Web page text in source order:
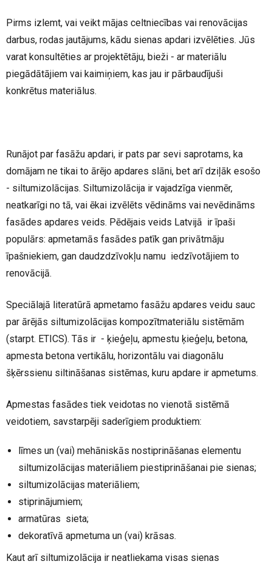
Pirms izlemt, vai veikt mājas celtniecības vai renovācijas
darbus, rodas jautājums, kādu sienas apdari izvēlēties. Jūs
varat konsultēties ar projektētāju, bieži - ar materiālu
piegādātājiem vai kaimiņiem, kas jau ir pārbaudījuši
konkrētus materiālus.
Runājot par fasāžu apdari, ir pats par sevi saprotams, ka
domājam ne tikai to ārējo apdares slāni, bet arī dziļāk esošo
- siltumizolācijas. Siltumizolācija ir vajadzīga vienmēr,
neatkarīgi no tā, vai ēkai izvēlēts vēdināms vai nevēdināms
fasādes apdares veids. Pēdējais veids Latvijā ir īpaši
populārs: apmetamās fasādes patīk gan privātmāju
īpašniekiem, gan daudzdzīvokļu namu iedzīvotājiem to
renovācijā.
Speciālajā literatūrā apmetamo fasāžu apdares veidu sauc
par ārējās siltumizolācijas kompozītmateriālu sistēmām
(starpt. ETICS). Tās ir - ķieģeļu, apmestu ķieģeļu, betona,
apmesta betona vertikālu, horizontālu vai diagonālu
šķērssienu siltināšanas sistēmas, kuru apdare ir apmetums.
Apmestas fasādes tiek veidotas no vienotā sistēmā
veidotiem, savstarpēji saderīgiem produktiem:
līmes un (vai) mehāniskās nostiprināšanas elementu
siltumizolācijas materiāliem piestiprināšanai pie sienas;
siltumizolācijas materiāliem;
stiprinājumiem;
armatūras sieta;
dekoratīvā apmetuma un (vai) krāsas.
Kaut arī siltumizolācija ir neatliekama visas sienas